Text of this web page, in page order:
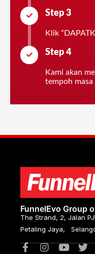
Step 3
Klik
Step 4
Kami akan
tempoh
FunnelEvo Group
The Strand, 2, Jalan
Petaling Jaya,